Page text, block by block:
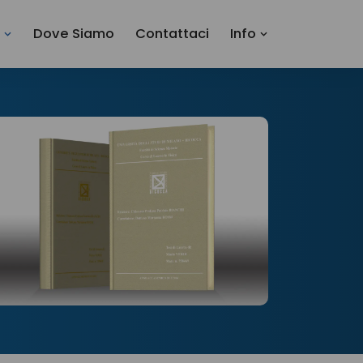
Dove Siamo Contattaci Info